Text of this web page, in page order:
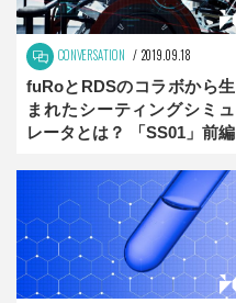
CONVERSATION 2019.09.18
fuRoとRDSのコラボから生
まれたシーティングシミュ
レータとは？ 「SS01」前編